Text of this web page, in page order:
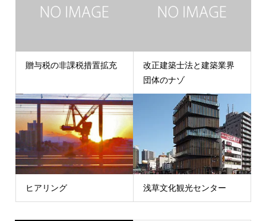
贈与税の非課税措置拡充
改正建築士法と建築業界
団体のナゾ
ヒアリング 浅草文化観光センター